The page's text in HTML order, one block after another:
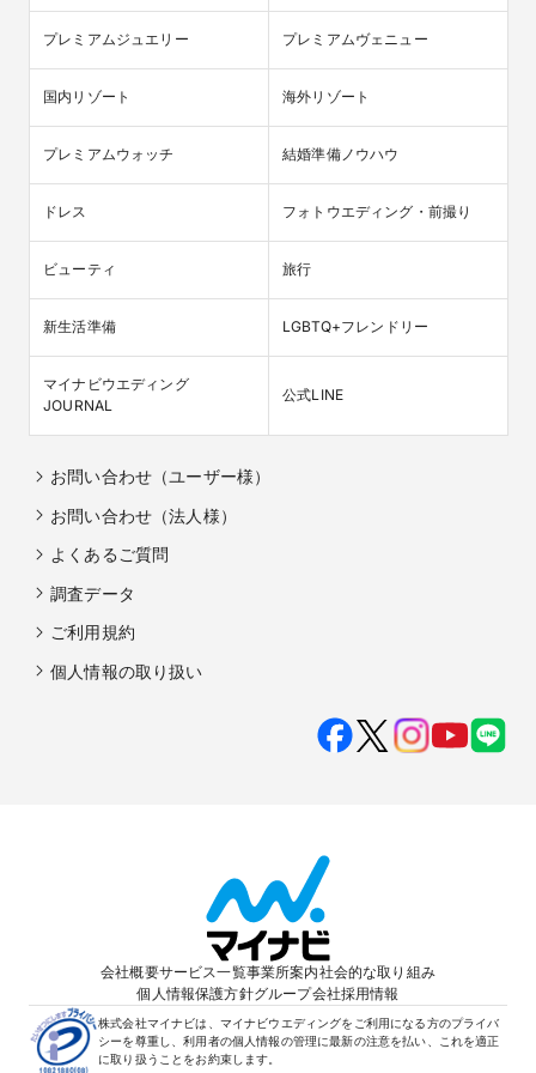
プレミアムジュエリー プレミアムヴェニュー
国内リゾート 海外リゾート
プレミアムウォッチ 結婚準備ノウハウ
ドレス フォトウエディング・前撮り
ビューティ 旅行
新生活準備 LGBTQ+フレンドリー
マイナビウエディング
JOURNAL
公式LINE
お問い合わせ（ユーザー様）
お問い合わせ（法人様）
よくあるご質問
調査データ
ご利用規約
個人情報の取り扱い
会社概要サービス一覧事業所案内社会的な取り組み
個人情報保護方針グループ会社採用情報
株式会社マイナビは、マイナビウエディングをご利用になる方のプライバ
シーを尊重し、利用者の個人情報の管理に最新の注意を払い、これを適正
に取り扱うことをお約束します。